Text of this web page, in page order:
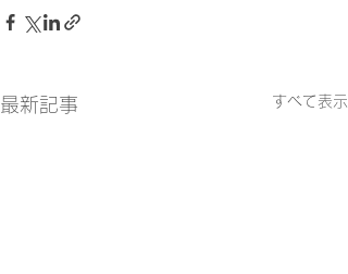
最新記事 すべて表示